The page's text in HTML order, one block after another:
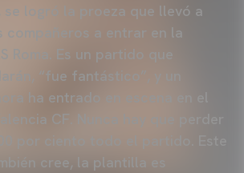
se logró la proeza que llevó a
compañeros a entrar en la
Roma. Es un partido que
“fue fantástico”, y un
ha entrado en escena en el
CF. Nunca hay que perder
cree, la plantilla es